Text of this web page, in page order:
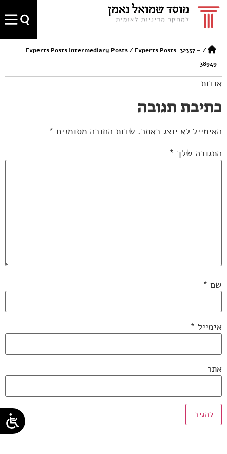
/
Experts Posts Intermediary Posts/ Experts Posts: 32337 –
38949
אודות
כתיבת תגובה
האימייל לא יוצג באתר. שדות החובה מסומנים *
התגובה שלך *
שם *
אימייל *
אתר